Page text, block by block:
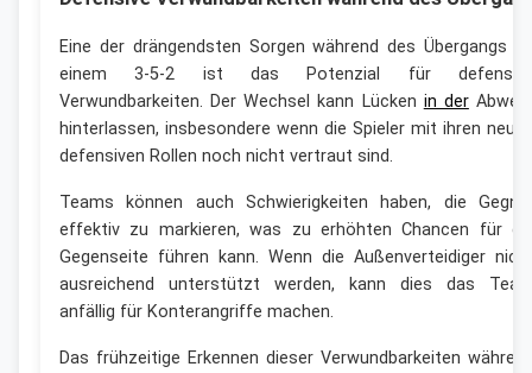
Eine der drängendsten Sorgen während des Übergangs
einem 3-5-2 ist das Potenzial für
Verwundbarkeiten. Der Wechsel kann Lücken in der
hinterlassen, insbesondere wenn die Spieler mit ihren
defensiven Rollen noch nicht vertraut sind.
Teams können auch Schwierigkeiten haben, die
effektiv zu markieren, was zu erhöhten Chancen für
Gegenseite führen kann. Wenn die Außenverteidiger
ausreichend unterstützt werden, kann dies das
anfällig für Konterangriffe machen.
Das frühzeitige Erkennen dieser Verwundbarkeiten